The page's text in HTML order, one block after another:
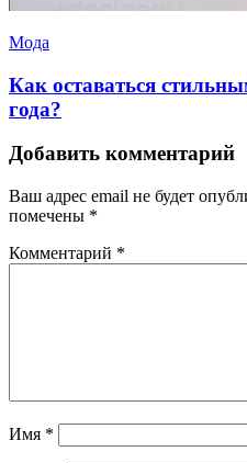
Мода
Как оставаться
года?
Добавить комментарий
Ваш адрес email не будет
помечены *
Комментарий *
Имя *